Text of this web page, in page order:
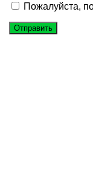
Пожалуйста,